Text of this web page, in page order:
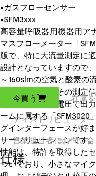
•ガスフローセンサー
•SFM3xxx
高容量呼吸器用機器用ア
マスフローメーター「
版で、特に大流量測定に
設計となっていますので
～160slmの空気と酸素の
で測定します。その測定
させ、アナログ電圧で出
ームに属する「SFM3020
グインターフェースが好
サーソリューションです
性能は、特許を取得した
づいており、小さなマイ
今買う 在庫
ディストリビュータ
営業担当者にお問い
仕様